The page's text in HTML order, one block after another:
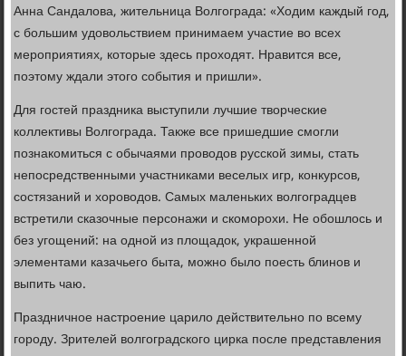
Анна Сандалова, жительница Волгограда: «Ходим каждый год,
с большим удовольствием принимаем участие во всех
мероприятиях, которые здесь проходят. Нравится все,
поэтому ждали этого события и пришли».
Для гостей праздника выступили лучшие творческие
коллективы Волгограда. Также все пришедшие смогли
познакомиться с обычаями проводов русской зимы, стать
непосредственными участниками веселых игр, конкурсов,
состязаний и хороводов. Самых маленьких волгоградцев
встретили сказочные персонажи и скоморохи. Не обошлось и
без угощений: на одной из площадок, украшенной
элементами казачьего быта, можно было поесть блинов и
выпить чаю.
Праздничное настроение царило действительно по всему
городу. Зрителей волгоградского цирка после представления